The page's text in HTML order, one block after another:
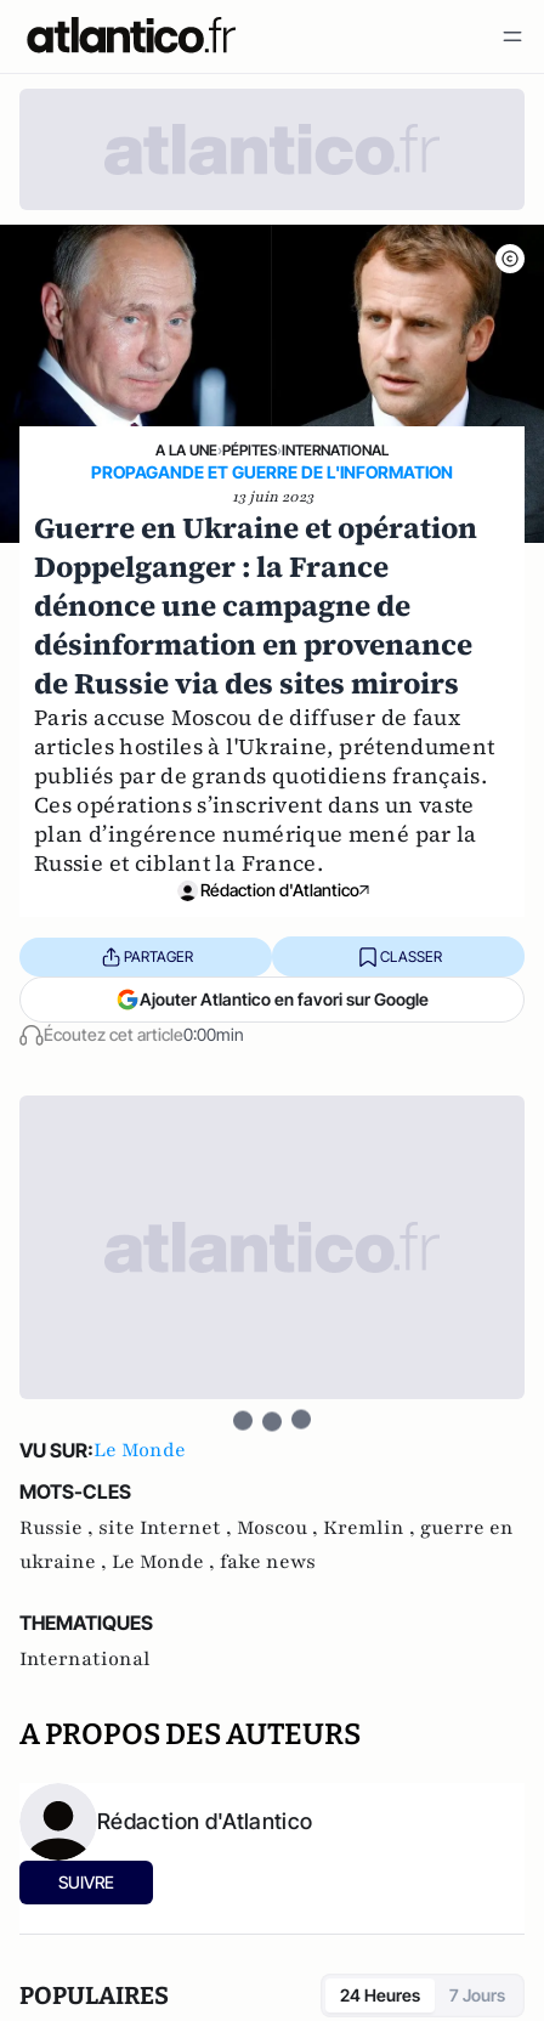
A LA UNE›PÉPITES›INTERNATIONAL
PROPAGANDE ET GUERRE DE L'INFORMATION
13 juin 2023
Guerre en Ukraine et opération
Doppelganger : la France
dénonce une campagne de
désinformation en provenance
de Russie via des sites miroirs
Paris accuse Moscou de diffuser de faux
articles hostiles à l'Ukraine, prétendument
publiés par de grands quotidiens français.
Ces opérations s’inscrivent dans un vaste
plan d’ingérence numérique mené par la
Russie et ciblant la France.
Rédaction d'Atlantico
Écoutez cet article0:00min
PARTAGER CLASSER
Ajouter Atlantico en favori sur Google
VU SUR:Le Monde
MOTS-CLES
Russie , site Internet , Moscou , Kremlin , guerre en
ukraine , Le Monde , fake news
THEMATIQUES
International
A PROPOS DES AUTEURS
Rédaction d'Atlantico
SUIVRE
POPULAIRES 24 Heures 7 Jours